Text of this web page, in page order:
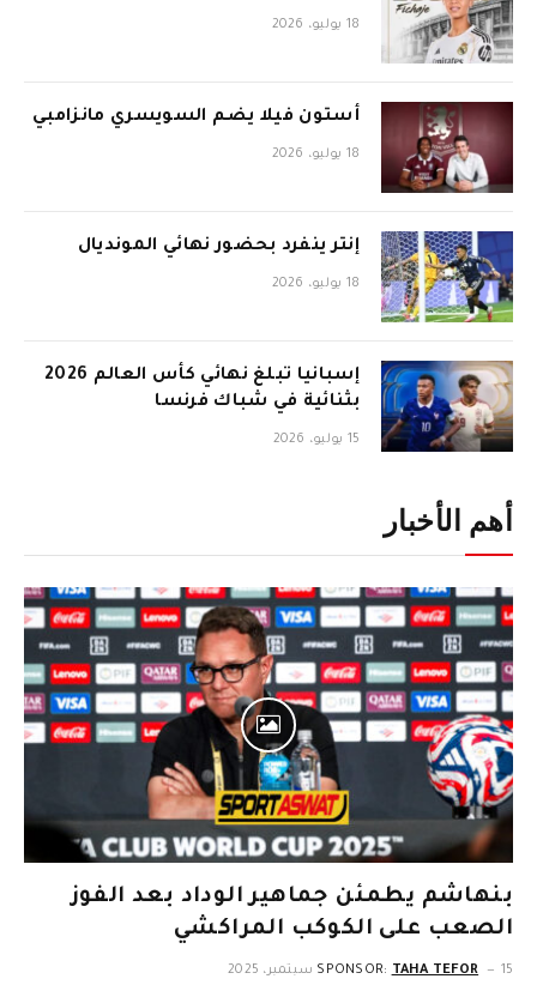
18 يوليو، 2026
أستون فيلا يضم السويسري مانزامبي
18 يوليو، 2026
إنتر ينفرد بحضور نهائي المونديال
18 يوليو، 2026
إسبانيا تبلغ نهائي كأس العالم 2026
بثنائية في شباك فرنسا
15 يوليو، 2026
أهم الأخبار
بنهاشم يطمئن جماهير الوداد بعد الفوز
الصعب على الكوكب المراكشي
SPONSOR: TAHA TEFOR 15 سبتمبر، 2025